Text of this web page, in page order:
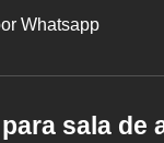
Whatsapp
sala de